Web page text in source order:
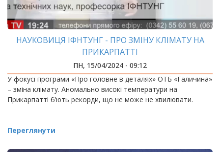
НАУКОВИЦЯ ІФНТУНГ - ПРО ЗМІНУ КЛІМАТУ НА
ПРИКАРПАТТІ
ПН, 15/04/2024 - 09:12
У фокусі програми «Про головне в деталях» ОТБ «Галичина»
– зміна клімату. Аномально високі температури на
Прикарпатті б’ють рекорди, що не може не хвилювати.
Переглянути